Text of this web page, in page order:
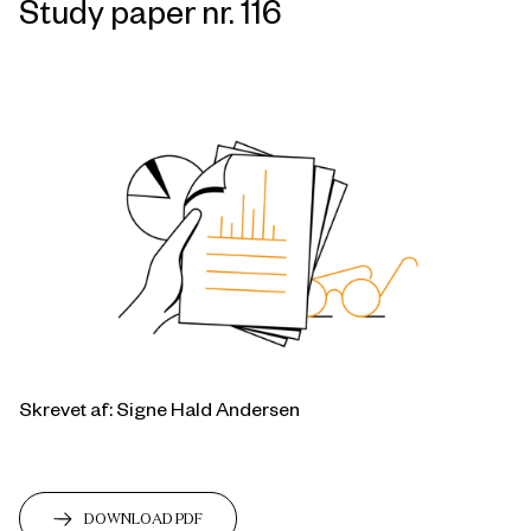
Study paper nr. 116
Skrevet af: Signe Hald Andersen
DOWNLOAD PDF